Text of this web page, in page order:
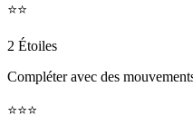
⭐⭐
2 Étoiles
Compléter avec des
⭐⭐⭐